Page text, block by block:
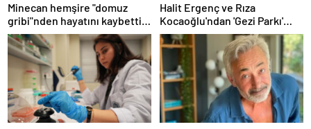
Minecan hemşire "domuz
gribi"nden hayatını kaybetti –
Haberler | Sağlık Haberleri
Halit Ergenç ve Rıza
Kocaoğlu'ndan 'Gezi Parkı'
ifadesi – Magazin haberleri